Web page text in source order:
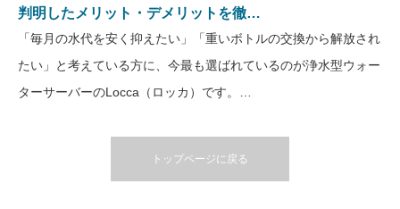
判明したメリット・デメリットを徹…
「毎月の水代を安く抑えたい」「重いボトルの交換から解放され
たい」と考えている方に、今最も選ばれているのが浄水型ウォー
ターサーバーのLocca（ロッカ）です。…
トップページに戻る